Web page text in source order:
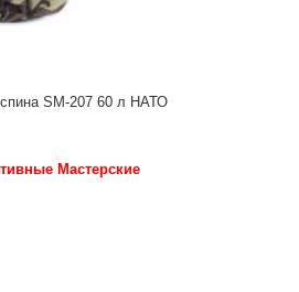
спина SM-207 60 л НАТО
Мастерские